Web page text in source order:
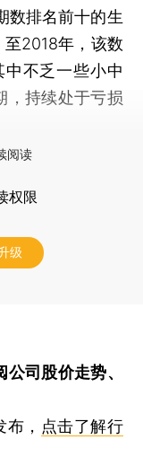
数排名前十的生
至2018年，该数
不乏一些小中
，持续处于亏损
阅读
权限
级
公司股价走势、
， 点击了解行